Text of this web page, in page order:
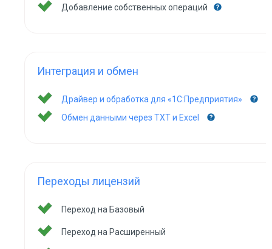
Добавление собственных операций
Интеграция и обмен
Драйвер и обработка для «1С:Предприятия»
Обмен данными через TXT и Excel
Переходы лицензий
Переход на Базовый
Переход на Расширенный